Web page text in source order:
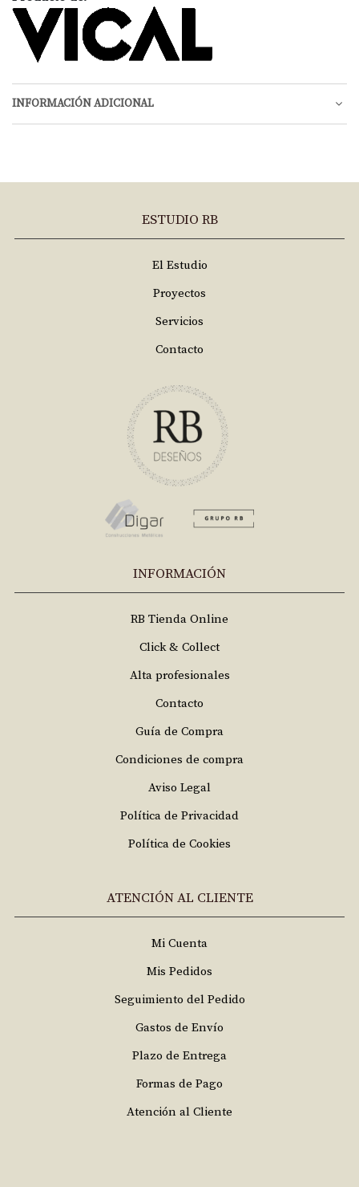
INFORMACIÓN ADICIONAL
ESTUDIO RB
El Estudio
Proyectos
Servicios
Contacto
INFORMACIÓN
RB Tienda Online
Click & Collect
Alta profesionales
Contacto
Guía de Compra
Condiciones de compra
Aviso Legal
Política de Privacidad
Política de Cookies
ATENCIÓN AL CLIENTE
Mi Cuenta
Mis Pedidos
Seguimiento del Pedido
Gastos de Envío
Plazo de Entrega
Formas de Pago
Atención al Cliente